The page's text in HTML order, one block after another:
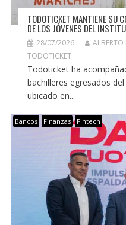
TODOTICKET MANTIENE SU
DE LOS JÓVENES DEL
28/07/2026
TODOTICKET
Todoticket ha
bachilleres egresados
ubicado en...
Bancos Finanzas Fintech